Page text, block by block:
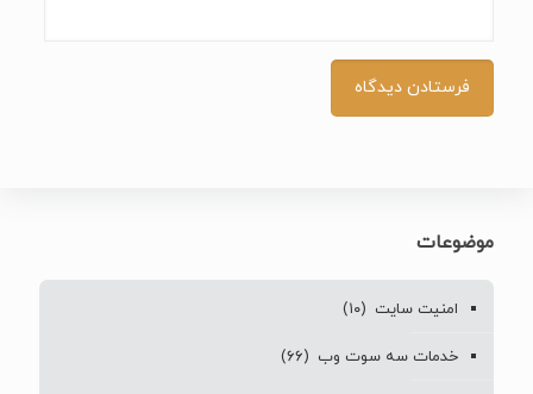
موضوعات
امنیت سایت (۱۰)
خدمات سه سوت وب (۶۶)